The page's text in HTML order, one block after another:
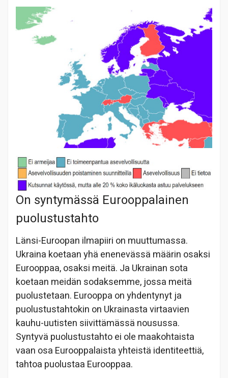
On syntymässä Eurooppalainen
puolustustahto
Länsi-Euroopan ilmapiiri on muuttumassa.
Ukraina koetaan yhä enenevässä määrin osaksi
Eurooppaa, osaksi meitä. Ja Ukrainan sota
koetaan meidän sodaksemme, jossa meitä
puolustetaan. Eurooppa on yhdentynyt ja
puolustustahtokin on Ukrainasta virtaavien
kauhu-uutisten siivittämässä nousussa.
Syntyvä puolustustahto ei ole maakohtaista
vaan osa Eurooppalaista yhteistä identiteettiä,
tahtoa puolustaa Eurooppaa.